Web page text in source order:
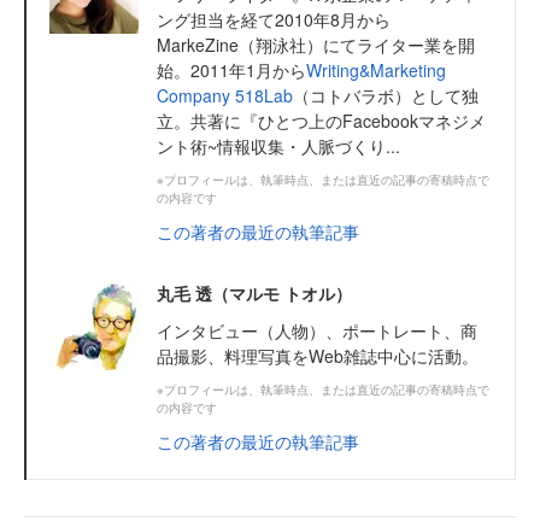
ング担当を経て2010年8月から
MarkeZine（翔泳社）にてライター業を開
始。2011年1月からWriting&Marketing
Company 518Lab （コトバラボ）として独
立。共著に『ひとつ上のFacebookマネジメ
ント術~情報収集・人脈づくり...
※プロフィールは、執筆時点、または直近の記事の寄稿時点で
の内容です
この著者の最近の執筆記事
丸毛 透（マルモ トオル）
インタビュー（人物）、ポートレート、商
品撮影、料理写真をWeb雑誌中心に活動。
※プロフィールは、執筆時点、または直近の記事の寄稿時点で
の内容です
この著者の最近の執筆記事